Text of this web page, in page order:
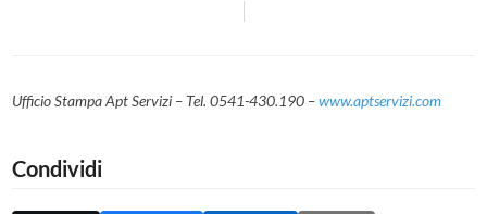
Ufficio Stampa Apt Servizi – Tel. 0541-430.190 –www.aptservizi.com
Condividi